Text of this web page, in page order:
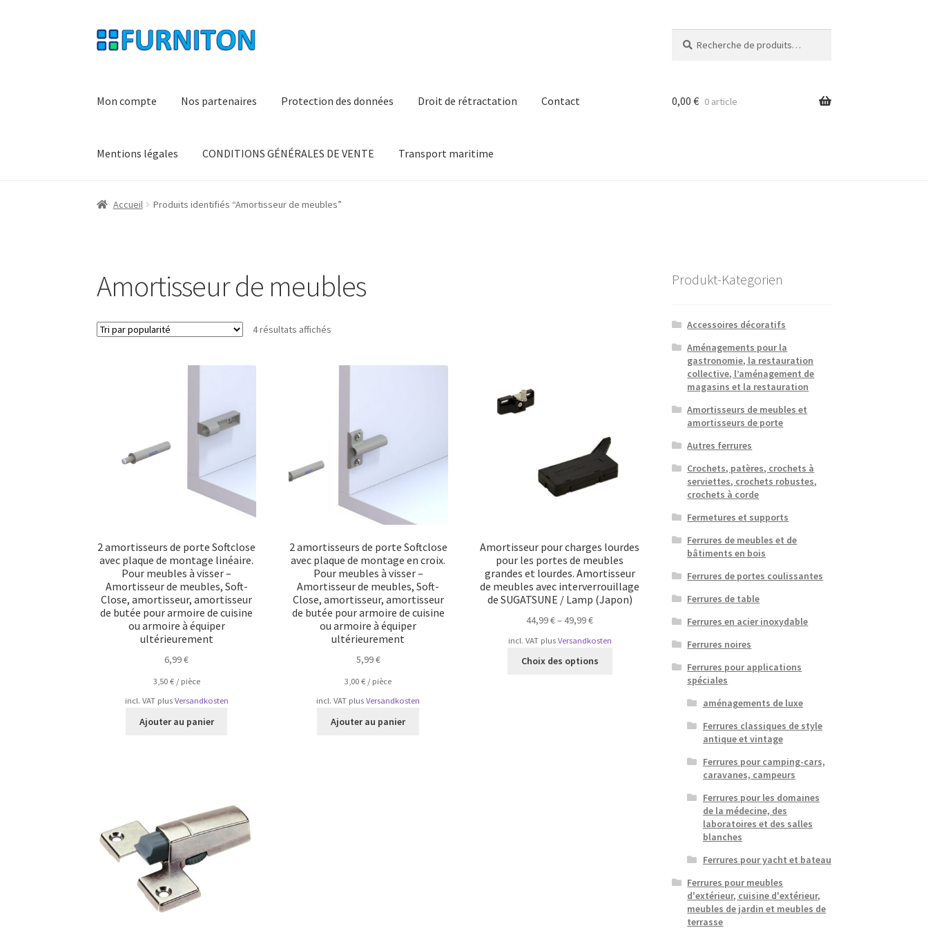
Aller
à
Aller
au
pour :
Mon compte Nos partenaires Protection des données Droit de rétractation Contact
Mentions légales CONDITIONS GÉNÉRALES DE VENTE Transport maritime
0,00 € 0 article
Accueil Produits identifiés “Amortisseur de meubles”
Amortisseur de meubles
4 résultats affichés
2 amortisseurs de porte Softclose
avec plaque de montage linéaire.
Pour meubles à visser –
Amortisseur de meubles, Soft-
Close, amortisseur, amortisseur
de butée pour armoire de cuisine
ou armoire à équiper
ultérieurement
6,99€
3,50 €/ pièce
incl. VAT plus Versandkosten
Ajouter au panier
2 amortisseurs de porte Softclose
avec plaque de montage en croix.
Pour meubles à visser –
Amortisseur de meubles, Soft-
Close, amortisseur, amortisseur
de butée pour armoire de cuisine
ou armoire à équiper
ultérieurement
5,99€
3,00€ / pièce
incl. VAT plusVersandkosten
Ajouter au panier
Amortisseur pour charges lourdes
pour les portes de meubles
grandes et lourdes. Amortisseur
de meubles avec interverrouillage
de SUGATSUNE / Lamp (Japon)
44,99€–49,99€
incl. VAT plus Versandkosten
Choix des options
Produkt-Kategorien
Accessoires décoratifs
Aménagements pour la
gastronomie, la restauration
collective, l’aménagement de
magasins et la restauration
Amortisseurs de meubles et
amortisseurs de porte
Autres ferrures
Crochets, patères, crochets à
serviettes, crochets robustes,
crochets à corde
Fermetures et supports
Ferrures de meubles et de
bâtiments en bois
Ferrures de portes coulissantes
Ferrures de table
Ferrures en acier inoxydable
Ferrures noires
Ferrures pour applications
spéciales
aménagements de luxe
Ferrures classiques de style
antique et vintage
Ferrures pour camping-cars,
caravanes, campeurs
Ferrures pour les domaines
de la médecine, des
laboratoires et des salles
blanches
Ferrures pour yacht et bateau
Ferrures pour meubles
d'extérieur, cuisine d'extérieur,
meubles de jardin et meubles de
terrasse